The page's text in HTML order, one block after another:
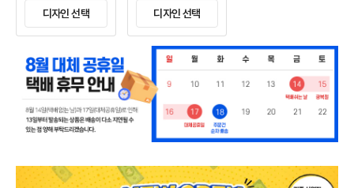
디자인 선택 디자인 선택